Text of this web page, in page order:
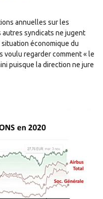
annuelles sur les
autres syndicats ne jugent
économique du
voulu regarder comment « le
puisque la direction ne jure